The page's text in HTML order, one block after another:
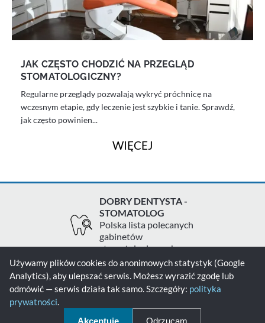
JAK CZĘSTO CHODZIĆ NA PRZEGLĄD
STOMATOLOGICZNY?
Regularne przeglądy pozwalają wykryć próchnicę na
wczesnym etapie, gdy leczenie jest szybkie i tanie. Sprawdź,
jak często powinien...
WIĘCEJ
DOBRY DENTYSTA -
STOMATOLOG
Polska lista polecanych
gabinetów
stomatologicznych
Zgłoś gabinet Kontakt
Polityka prywatności
Polityka cookies
Używamy plików cookies do anonimowych statystyk (Google
Analytics), aby ulepszać serwis. Możesz wyrazić zgodę lub
odmówić — serwis działa tak samo. Szczegóły: polityka
prywatności.
Akceptuję Odrzucam